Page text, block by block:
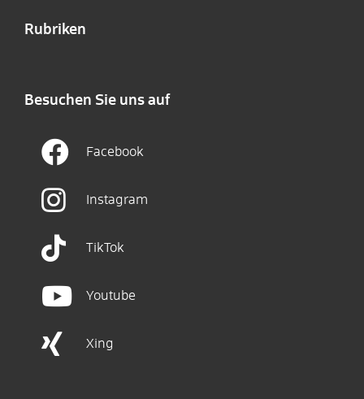
Rubriken
Besuchen Sie uns auf
Facebook
Instagram
TikTok
Youtube
Xing